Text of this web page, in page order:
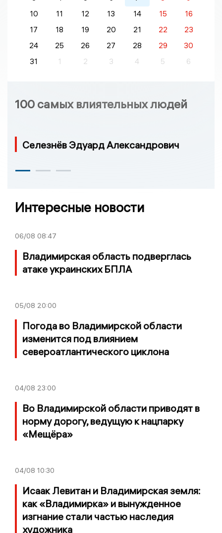
10
11 12 13 14 15
16
17
18 19 20 21 22
23
24
25 26 27 28 29
30
31
1 2 3 4 5 6
100 самых влиятельных людей
Селезнёв Эдуард Александрович
Интересные новости
06/08 08:47
Владимирская область подверглась
атаке украинских БПЛА
05/08 20:00
Погода во Владимирской области
изменится под влиянием
североатлантического циклона
04/08 23:00
Во Владимирской области приводят в
норму дорогу, ведущую к нацпарку
«Мещёра»
04/08 10:30
Исаак Левитан и Владимирская земля:
как «Владимирка» и вынужденное
изгнание стали частью наследия
художника